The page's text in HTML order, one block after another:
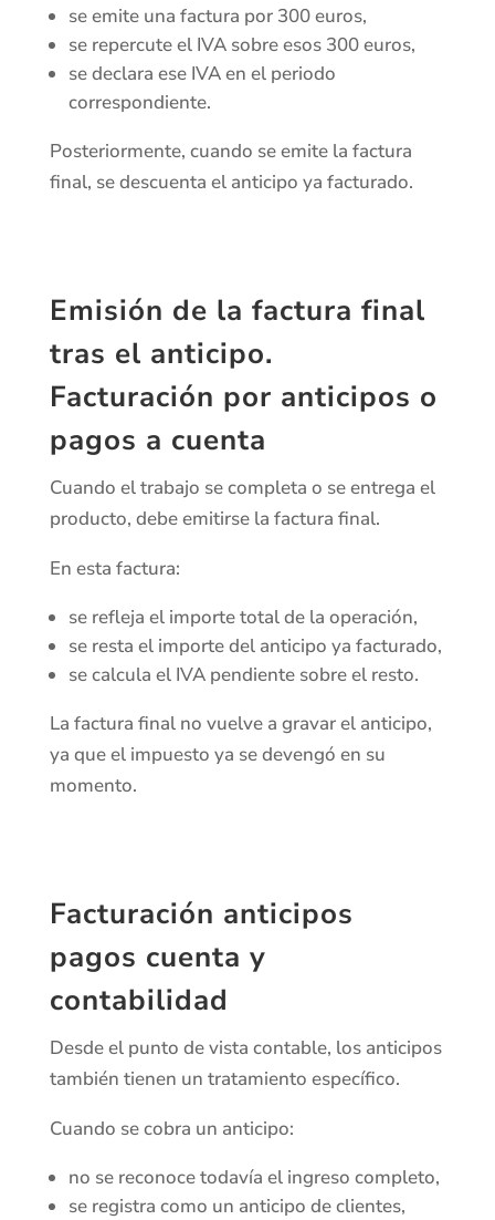
se emite una factura por 300 euros,
se repercute el IVA sobre esos 300 euros,
se declara ese IVA en el periodo
correspondiente.
Posteriormente, cuando se emite la factura
final, se descuenta el anticipo ya facturado.
Emisión de la factura final
tras el anticipo.
Facturación por anticipos o
pagos a cuenta
Cuando el trabajo se completa o se entrega el
producto, debe emitirse la factura final.
En esta factura:
se refleja el importe total de la operación,
se resta el importe del anticipo ya facturado,
se calcula el IVA pendiente sobre el resto.
La factura final no vuelve a gravar el anticipo,
ya que el impuesto ya se devengó en su
momento.
Facturación anticipos
pagos cuenta y
contabilidad
Desde el punto de vista contable, los anticipos
también tienen un tratamiento específico.
Cuando se cobra un anticipo:
no se reconoce todavía el ingreso completo,
se registra como un anticipo de clientes,